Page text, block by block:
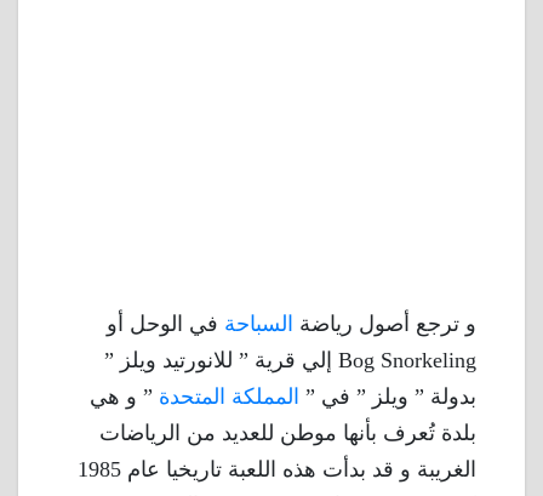
و ترجع أصول رياضة السباحة في الوحل أو
Bog Snorkeling إلي قرية ” للانورتيد ويلز ”
بدولة ” ويلز ” في ” المملكة المتحدة ” و هي
بلدة تُعرف بأنها موطن للعديد من الرياضات
الغريبة و قد بدأت هذه اللعبة تاريخيا عام 1985